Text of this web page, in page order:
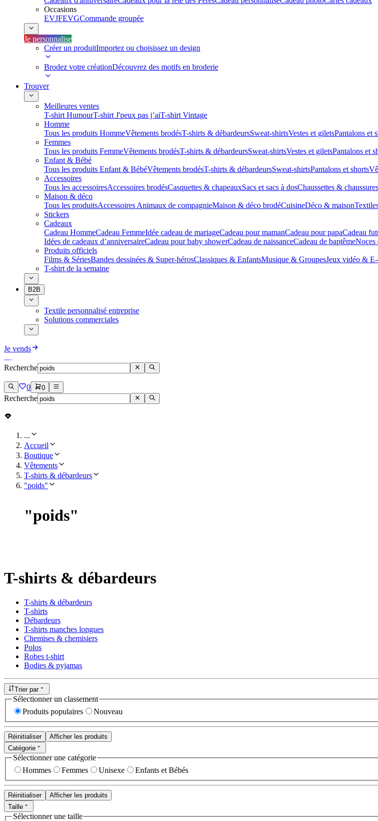
Occasions
EVJFEVGCommande groupée
Je personnalise
Créer un produitImportez ou choisissez un design
Brodez votre créationDécouvrez des motifs en broderie
Trouver
Meilleures ventes
T-shirt HumourT-shirt J'peux pas j’aiT-shirt Vintage
Homme
Tous les produits HommeVêtements brodésT-shirts & débardeursSweat-shirtsVestes et giletsPantalons et
Femmes
Tous les produits FemmeVêtements brodésT-shirts & débardeursSweat-shirtsVestes et giletsPantalons et
Enfant & Bébé
Tous les produits Enfant & BébéVêtements brodésT-shirts & débardeursSweat-shirtsPantalons et shorts
Accessoires
Tous les accessoiresAccessoires brodésCasquettes & chapeauxSacs et sacs à dosChaussettes & chaussures
Maison & déco
Tous les produitsAccessoires Animaux de compagnieMaison & déco brodéCuisineDéco & maison
Stickers
Cadeaux
Cadeau HommeCadeau FemmeIdée cadeau de mariage​Cadeau pour mamanCadeau pour papaCadeau
Idées de cadeaux d’anniversaireCadeau pour baby showerCadeau de naissanceCadeau de baptêmeNoces
Produits officiels
Films & SériesBandes dessinées & Super-hérosClassiques & EnfantsMusique & GroupesJeux vidéo &
T-shirt de la semaine
B2B
Textile personnalisé entreprise
Solutions commerciales
Je vends
Recherche
0 0
Recherche
...
Accueil
Boutique
Vêtements
T-shirts & débardeurs
"poids"
"poids"
T-shirts & débardeurs
T-shirts & débardeurs
T-shirts
Débardeurs
T-shirts manches longues
Chemises & chemisiers
Polos
Robes t-shirt
Bodies & pyjamas
Trier par
Sélectionner un classement
Produits populaires
Nouveau
Réinitialiser
Afficher les produits
Catégorie
Sélectionner une catégorie
Hommes
Femmes Unisexe Enfants et Bébés
Réinitialiser
Afficher les produits
Taille
Sélectionner une taille